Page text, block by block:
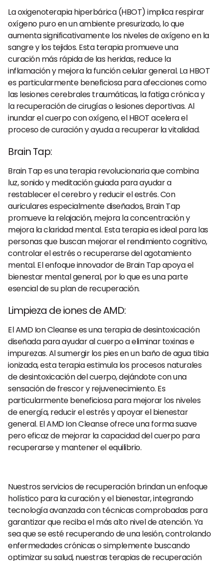
La oxigenoterapia hiperbárica (HBOT) implica respirar
oxígeno puro en un ambiente presurizado, lo que
aumenta significativamente los niveles de oxígeno en la
sangre y los tejidos. Esta terapia promueve una
curación más rápida de las heridas, reduce la
inflamación y mejora la función celular general. La HBOT
es particularmente beneficiosa para afecciones como
las lesiones cerebrales traumáticas, la fatiga crónica y
la recuperación de cirugías o lesiones deportivas. Al
inundar el cuerpo con oxígeno, el HBOT acelera el
proceso de curación y ayuda a recuperar la vitalidad.
Brain Tap:
Brain Tap es una terapia revolucionaria que combina
luz, sonido y meditación guiada para ayudar a
restablecer el cerebro y reducir el estrés. Con
auriculares especialmente diseñados, Brain Tap
promueve la relajación, mejora la concentración y
mejora la claridad mental. Esta terapia es ideal para las
personas que buscan mejorar el rendimiento cognitivo,
controlar el estrés o recuperarse del agotamiento
mental. El enfoque innovador de Brain Tap apoya el
bienestar mental general, por lo que es una parte
esencial de su plan de recuperación.
Limpieza de iones de AMD:
El AMD Ion Cleanse es una terapia de desintoxicación
diseñada para ayudar al cuerpo a eliminar toxinas e
impurezas. Al sumergir los pies en un baño de agua tibia
ionizada, esta terapia estimula los procesos naturales
de desintoxicación del cuerpo, dejándote con una
sensación de frescor y rejuvenecimiento. Es
particularmente beneficiosa para mejorar los niveles
de energía, reducir el estrés y apoyar el bienestar
general. El AMD Ion Cleanse ofrece una forma suave
pero eficaz de mejorar la capacidad del cuerpo para
recuperarse y mantener el equilibrio.
Nuestros servicios de recuperación brindan un enfoque
holístico para la curación y el bienestar, integrando
tecnología avanzada con técnicas comprobadas para
garantizar que reciba el más alto nivel de atención. Ya
sea que se esté recuperando de una lesión, controlando
enfermedades crónicas o simplemente buscando
optimizar su salud, nuestras terapias de recuperación